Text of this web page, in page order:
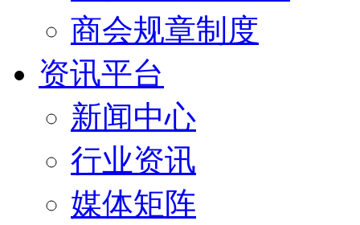
商会规章制度
资讯平台
新闻中心
行业资讯
媒体矩阵